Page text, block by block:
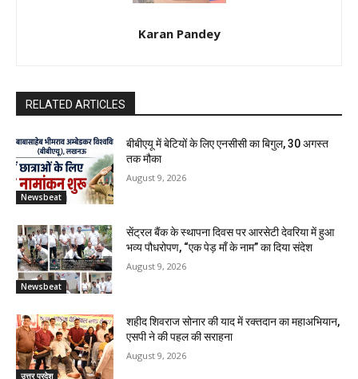
Karan Pandey
RELATED ARTICLES
Newsbeat
बीबीएयू में बेटियों के लिए एनसीसी का बिगुल, 30 अगस्त
तक मौका
August 9, 2026
Newsbeat
सेंट्रल बैंक के स्थापना दिवस पर आरसेटी देवरिया में हुआ
भव्य पौधरोपण, “एक पेड़ माँ के नाम” का दिया संदेश
August 9, 2026
उत्तर प्रदेश
शहीद शिवराज सोनार की याद में रक्तदान का महाअभियान,
एसपी ने की पहल की सराहना
August 9, 2026